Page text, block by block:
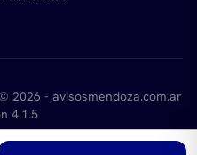
2026 - avisosmendoza.com.ar
4.1.5
mikant.com.ar